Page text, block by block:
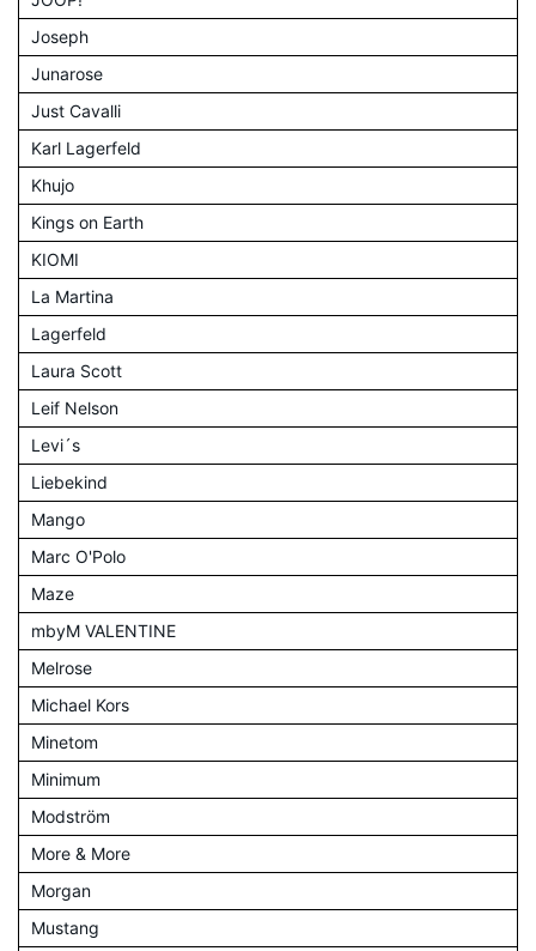
Joseph
Junarose
Just Cavalli
Karl Lagerfeld
Khujo
Kings on Earth
KIOMI
La Martina
Lagerfeld
Laura Scott
Leif Nelson
Levi´s
Liebekind
Mango
Marc O'Polo
Maze
mbyM VALENTINE
Melrose
Michael Kors
Minetom
Minimum
Modström
More & More
Morgan
Mustang